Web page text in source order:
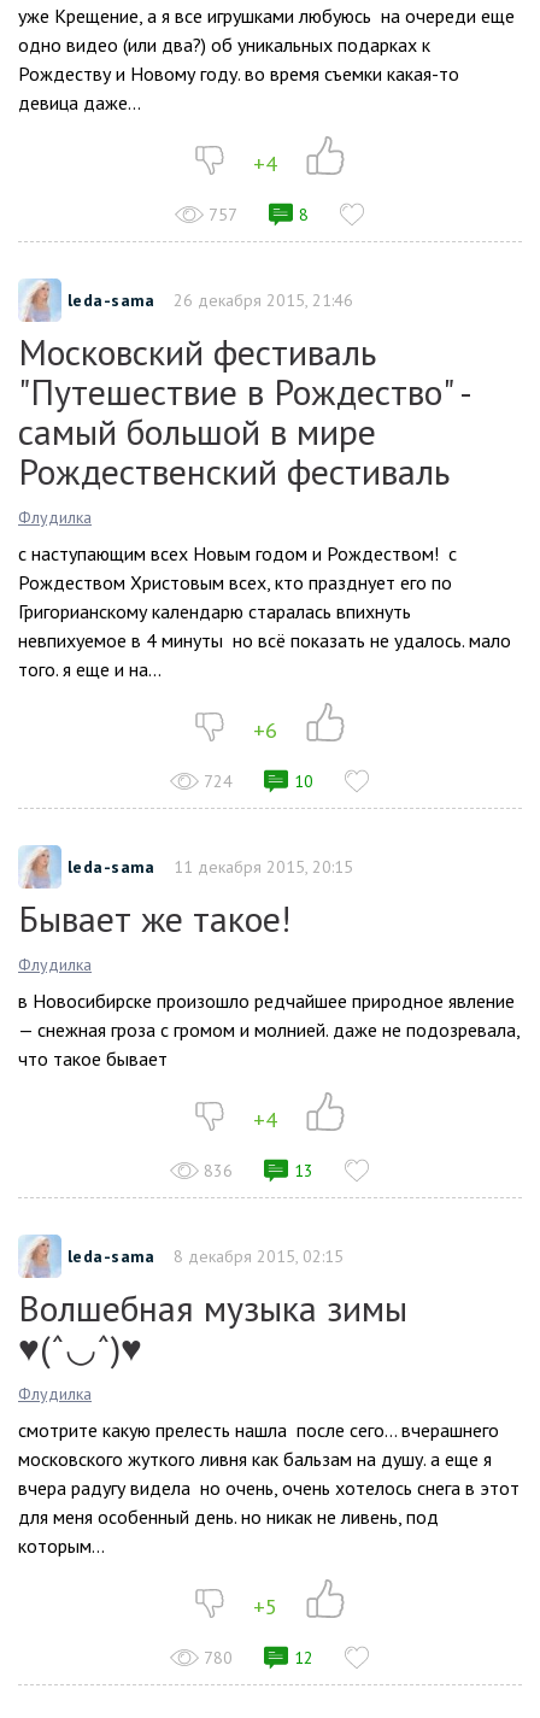
уже Крещение, а я все игрушками любуюсь на очереди еще
одно видео (или два?) об уникальных подарках к
Рождеству и Новому году. во время съемки какая-то
девица даже...
+4
757 8
leda-sama 26 декабря 2015, 21:46
Московский фестиваль
"Путешествие в Рождество" -
самый большой в мире
Рождественский фестиваль
Флудилка
с наступающим всех Новым годом и Рождеством! с
Рождеством Христовым всех, кто празднует его по
Григорианскому календарю старалась впихнуть
невпихуемое в 4 минуты но всё показать не удалось. мало
того. я еще и на...
+6
724 10
leda-sama 11 декабря 2015, 20:15
Бывает же такое!
Флудилка
в Новосибирске произошло редчайшее природное явление
— снежная гроза с громом и молнией. даже не подозревала,
что такое бывает
+4
836 13
leda-sama 8 декабря 2015, 02:15
Волшебная музыка зимы
♥(ˆ◡ˆ)♥
Флудилка
смотрите какую прелесть нашла после сего… вчерашнего
московского жуткого ливня как бальзам на душу. а еще я
вчера радугу видела но очень, очень хотелось снега в этот
для меня особенный день. но никак не ливень, под
которым...
+5
780 12